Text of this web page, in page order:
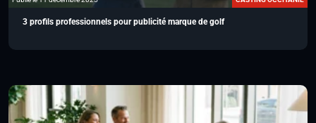
3 profils professionnels pour publicité marque de golf